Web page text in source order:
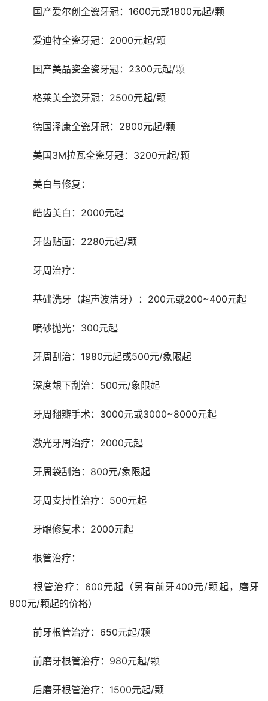
	国产爱尔创全瓷牙冠：1600元或1800元起/颗
	爱迪特全瓷牙冠：2000元起/颗
	国产美晶瓷全瓷牙冠：2300元起/颗
	格莱美全瓷牙冠：2500元起/颗
	德国泽康全瓷牙冠：2800元起/颗
	美国3M拉瓦全瓷牙冠：3200元起/颗
	美白与修复：
	皓齿美白：2000元起
	牙齿贴面：2280元起/颗
	牙周治疗：
	基础洗牙（超声波洁牙）：200元或200~400元起
	喷砂抛光：300元起
	牙周刮治：1980元起或500元/象限起
	深度龈下刮治：500元/象限起
	牙周翻瓣手术：3000元或3000~8000元起
	激光牙周治疗：2000元起
	牙周袋刮治：800元/象限起
	牙周支持性治疗：500元起
	牙龈修复术：2000元起
	根管治疗：
	根管治疗：600元起（另有前牙400元/颗起，磨牙
800元/颗起的价格）
	前牙根管治疗：650元起/颗
	前磨牙根管治疗：980元起/颗
	后磨牙根管治疗：1500元起/颗